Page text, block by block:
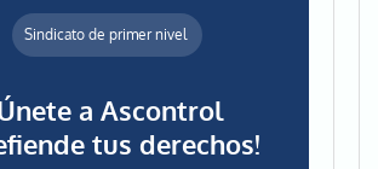
Sindicato de primer nivel
a Ascontrol
tus derechos!